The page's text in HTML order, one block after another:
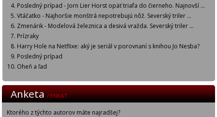
Posledný prípad - Jorn Lier Horst opäť triafa do čierneho. Najnovší ...
Vtáčatko - Najhoršie monštrá nepotrebujú nôž. Severský triler ...
Zmenárik - Modelová železnica a desivá vražda. Severský triler ...
Prízraky
Harry Hole na Netflixe: aký je seriál v porovnaní s knihou Jo Nesba?
Posledný prípad
Oheň a ľad
Anketa/ ENKÄT
Ktorého z týchto autorov máte najradšej?